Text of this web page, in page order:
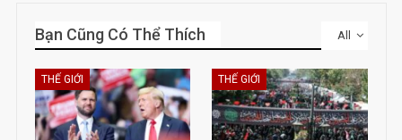
All
Bạn Cũng Có Thể Thích
THẾ GIỚI THẾ GIỚI